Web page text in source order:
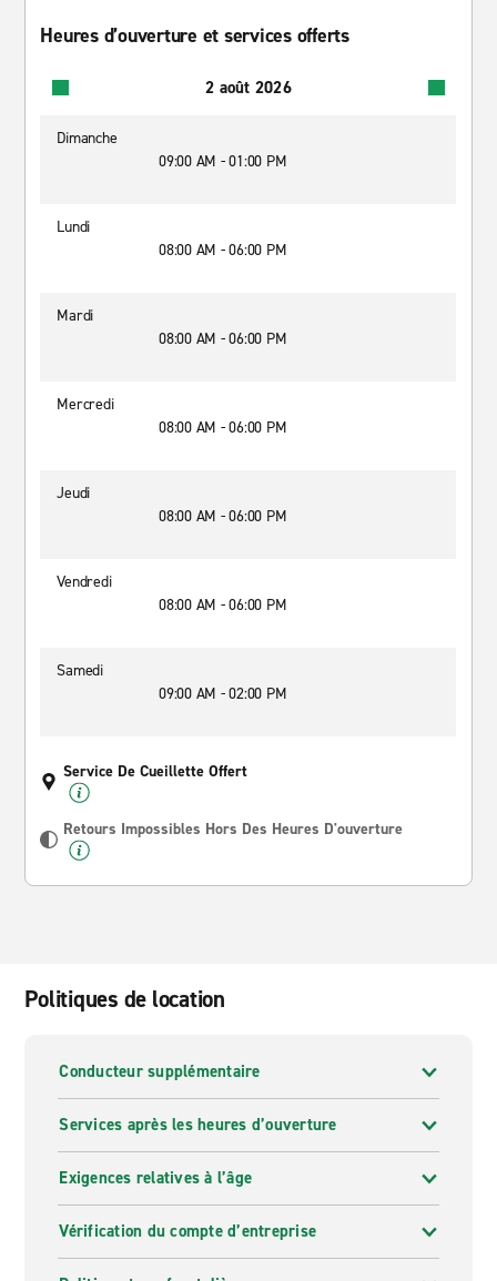
Heures d’ouverture et services offerts
2 août 2026
Dimanche
09:00 AM - 01:00 PM
Lundi
08:00 AM - 06:00 PM
Mardi
08:00 AM - 06:00 PM
Mercredi
08:00 AM - 06:00 PM
Jeudi
08:00 AM - 06:00 PM
Vendredi
08:00 AM - 06:00 PM
Samedi
09:00 AM - 02:00 PM
Service De Cueillette Offert
Retours Impossibles Hors Des Heures D'ouverture
Politiques de location
Conducteur supplémentaire
Services après les heures d’ouverture
Exigences relatives à l’âge
Vérification du compte d’entreprise